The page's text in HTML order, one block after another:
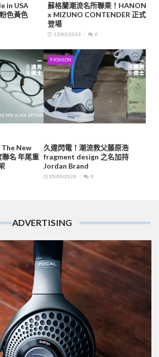
in USA
色黃色
蘇格蘭潮流名所聯乘！HANON
x MIZUNO CONTENDER 正式
登場
13/02/2023 0
New
名 年尾重
FASHION
久違閃電！潮流教父藤原浩
fragment design 之名加持
Jordan Brand
05/09/2020 0
ADVERTISING